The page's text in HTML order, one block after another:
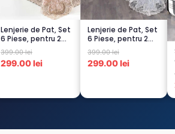
Lenjerie de Pat, Set
6 Piese, pentru 2
persoana, CAPUCI...
399.00 lei
299.00 lei
Lenjerie de Pat, Set
6 Piese, pentru 2
persoana, GRI -1...
399.00 lei
299.00 lei